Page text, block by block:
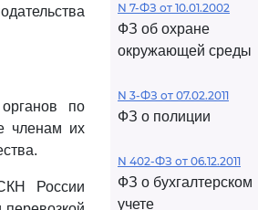
по
членам их
России
N 7-ФЗ от 10.01.2002
ФЗ об охране
окружающей среды
N 3-ФЗ от 07.02.2011
ФЗ о полиции
N 402-ФЗ от 06.12.2011
ФЗ о бухгалтерском
учете